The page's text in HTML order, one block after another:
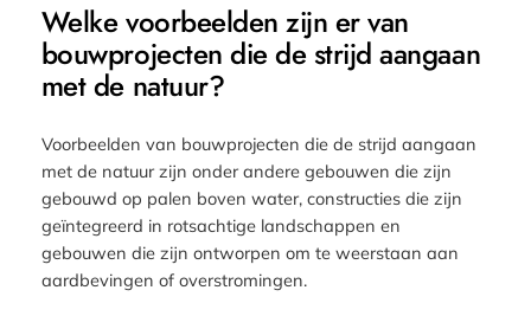
Welke voorbeelden zijn er van
bouwprojecten die de strijd aangaan
met de natuur?
Voorbeelden van bouwprojecten die de strijd aangaan
met de natuur zijn onder andere gebouwen die zijn
gebouwd op palen boven water, constructies die zijn
geïntegreerd in rotsachtige landschappen en
gebouwen die zijn ontworpen om te weerstaan aan
aardbevingen of overstromingen.